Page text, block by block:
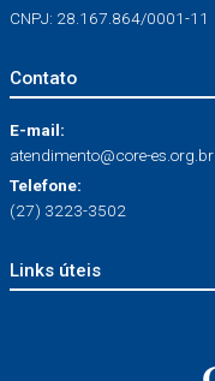
CNPJ: 28.167.864/0001-11
Contato
E-mail:
atendimento@core-es.org.br
Telefone:
(27) 3223-3502
Links úteis